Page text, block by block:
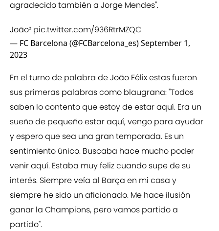
agradecido también a Jorge Mendes".
João² pic.twitter.com/936RtrMZQC
— FC Barcelona (@FCBarcelona_es)September 1,
2023
En el turno de palabra de João Félix estas fueron
sus primeras palabras como blaugrana: "Todos
saben lo contento que estoy de estar aquí. Era un
sueño de pequeño estar aquí, vengo para ayudar
y espero que sea una gran temporada. Es un
sentimiento único. Buscaba hace mucho poder
venir aquí. Estaba muy feliz cuando supe de su
interés. Siempre veía al Barça en mi casa y
siempre he sido un aficionado. Me hace ilusión
ganar la Champions, pero vamos partido a
partido".